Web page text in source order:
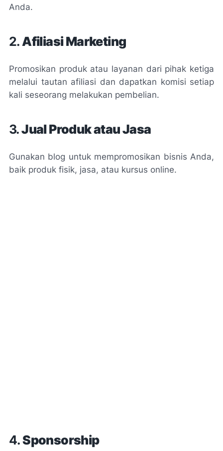
Anda.
2.Afiliasi Marketing
Promosikan produk atau layanan dari pihak ketiga
melalui tautan afiliasi dan dapatkan komisi setiap
kali seseorang melakukan pembelian.
3.Jual Produk atau Jasa
Gunakan blog untuk mempromosikan bisnis Anda,
baik produk fisik, jasa, atau kursus online.
4.Sponsorship